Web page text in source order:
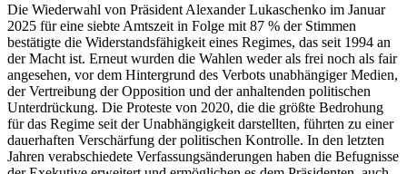
Die Wiederwahl von Präsident Alexander Lukaschenko im Januar
2025 für eine siebte Amtszeit in Folge mit 87 % der Stimmen
bestätigte die Widerstandsfähigkeit eines Regimes, das seit 1994 an
der Macht ist. Erneut wurden die Wahlen weder als frei noch als fair
angesehen, vor dem Hintergrund des Verbots unabhängiger Medien,
der Vertreibung der Opposition und der anhaltenden politischen
Unterdrückung. Die Proteste von 2020, die die größte Bedrohung
für das Regime seit der Unabhängigkeit darstellten, führten zu einer
dauerhaften Verschärfung der politischen Kontrolle. In den letzten
Jahren verabschiedete Verfassungsänderungen haben die Befugnisse